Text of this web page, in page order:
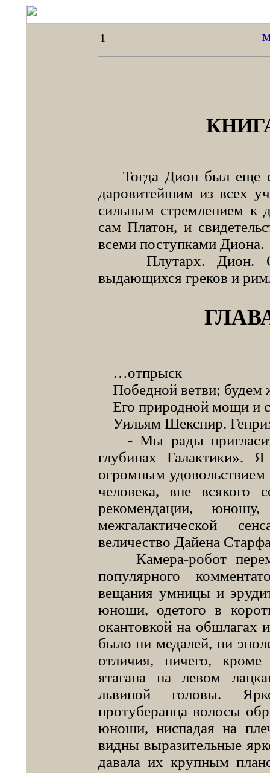
1
Тогда Дион был еще
даровитейшим из всех
сильным стремлением к
сам Платон, и
всеми поступками Диона.
Плутарх. Дион.
выдающихся греков и
…отпрыск
Победной ветви; будем
Его природной мощи и
Уильям Шекспир.
- Мы рады
глубинах
огромным удовольствием
человека, вне всякого
рекомендации,
межгалактической
величество Дайена
Камера-робот
популярного
вещания умницы и
юноши, одетого в
окантовкой на обшлагах
было ни медалей, ни
отличия, ничего,
ятагана на левом
львиной головы.
протуберанца волосы
юноши, ниспадая на
видны выразительные
давала их крупным